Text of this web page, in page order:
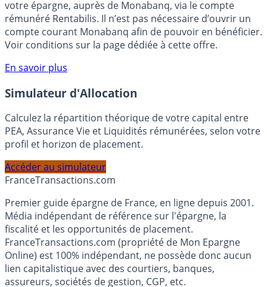
Bénéficiez de cette offre de placement sans risque pour
votre épargne, auprès de Monabanq, via le compte
rémunéré Rentabilis. Il n’est pas nécessaire d’ouvrir un
Voir conditions sur la page dédiée à cette offre.
En savoir plus
Simulateur d'Allocation
Calculez la répartition théorique de votre capital entre
profil et horizon de placement.
FranceTransactions.com
Premier guide épargne de France, en ligne depuis 2001.
Média indépendant de référence sur l'épargne, la
fiscalité et les opportunités de placement.
FranceTransactions.com (propriété de Mon Epargne
Online) est 100% indépendant, ne possède donc aucun